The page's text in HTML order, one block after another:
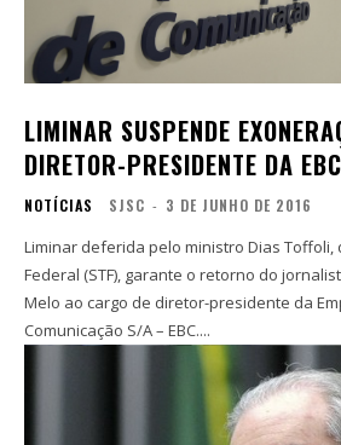
LIMINAR SUSPENDE
DIRETOR-PRESIDENTE DA EBC
NOTÍCIAS SJSC - 3 DE JUNHO DE 2016
Liminar deferida pelo ministro Dias Toffoli,
Federal (STF), garante o retorno do
Melo ao cargo de diretor-presidente da
Comunicação S/A – EBC....